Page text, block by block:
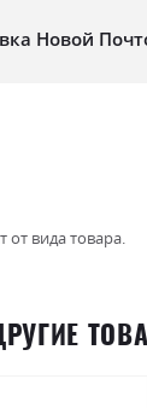
Новой
от вида товара.